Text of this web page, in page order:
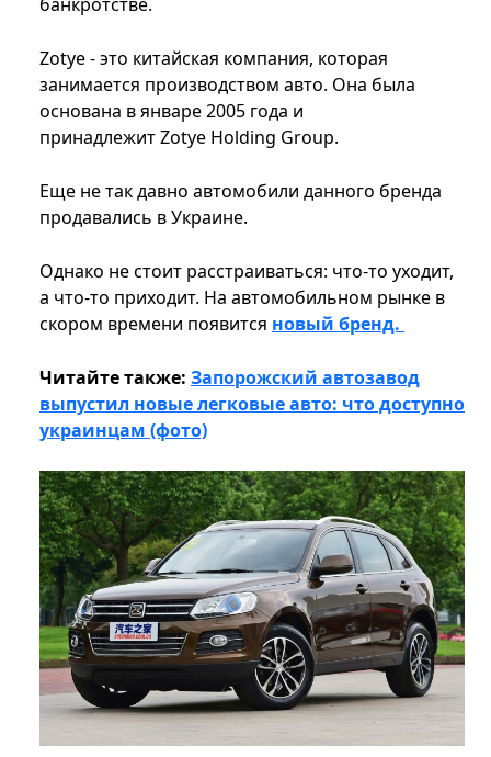
Zotye - это китайская компания, которая
занимается производством авто. Она была
основана в январе 2005 года и
принадлежит Zotye Holding Group.
Еще не так давно автомобили данного бренда
продавались в Украине.
Однако не стоит расстраиваться: что-то уходит,
а что-то приходит. На автомобильном рынке в
скором времени появится новый бренд.
Читайте также: Запорожский автозавод
выпустил новые легковые авто: что доступно
украинцам (фото)